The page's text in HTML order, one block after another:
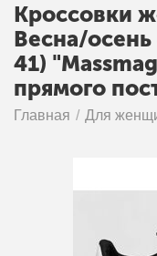
Кроссовки
Весна/
41)
прямого
Главная / Для